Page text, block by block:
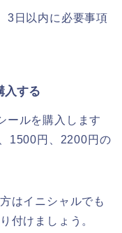
3日以内に必要事項
入する
ールを購入します
1500円、2200円の
はイニシャルでも
付けましょう。